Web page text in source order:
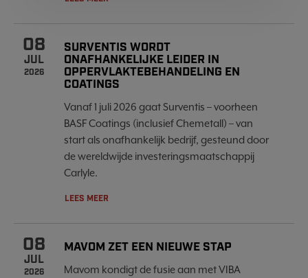
08
JUL
2026
SURVENTIS WORDT
ONAFHANKELIJKE LEIDER IN
OPPERVLAKTEBEHANDELING EN
COATINGS
Vanaf 1 juli 2026 gaat Surventis – voorheen
BASF Coatings (inclusief Chemetall) – van
start als onafhankelijk bedrijf, gesteund door
de wereldwijde investeringsmaatschappij
Carlyle.
LEES MEER
08
JUL
2026
MAVOM ZET EEN NIEUWE STAP
Mavom kondigt de fusie aan met VIBA